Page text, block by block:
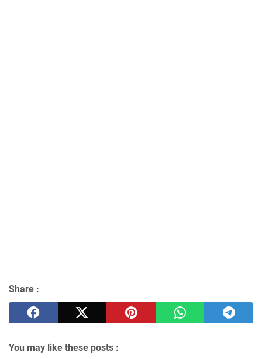
Share :
You may like these posts :